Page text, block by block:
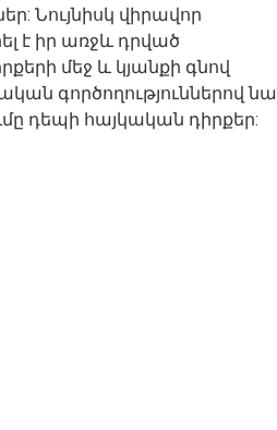
Նույնիսկ վիրավոր
է իր առջև դրված
մեջ և կյանքի գնով
գործողություններով նա
դեպի հայկական դիրքեր: